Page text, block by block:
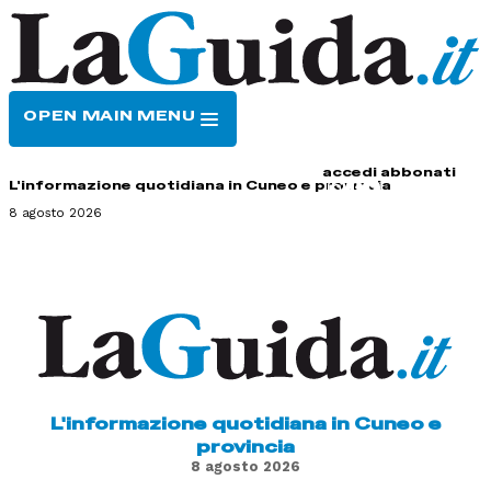
OPEN MAIN MENU
accedi abbonati
L'informazione quotidiana in Cuneo e provincia
8 agosto 2026
L'informazione quotidiana in Cuneo e
provincia
8 agosto 2026